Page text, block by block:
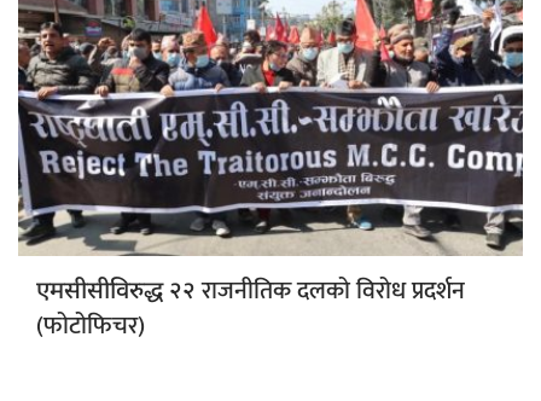
एमसीसीविरुद्ध २२राजनीतिक दलको विरोध प्रदर्शन
(फोटोफिचर)